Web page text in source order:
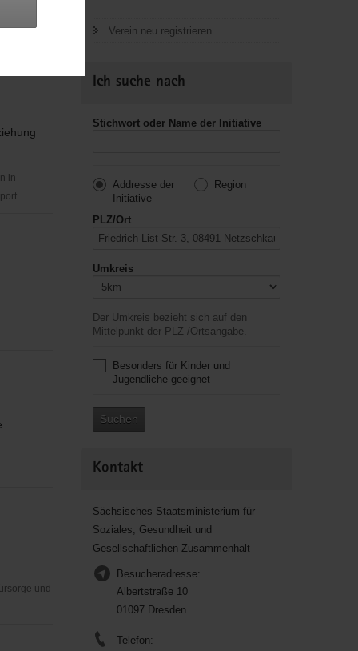
in
und
Verein neu registrieren
Ich suche nach
Stichwort oder Name der Initiative
Addresse der
Initiative
Region
PLZ/Ort
Umkreis
Der Umkreis bezieht sich auf den
Mittelpunkt der PLZ-/Ortsangabe.
Besonders für Kinder und
Jugendliche geeignet
Suchen
Kontakt
Sächsisches Staatsministerium für
Soziales, Gesundheit und
Gesellschaftlichen Zusammenhalt
Besucheradresse:
Albertstraße 10
01097 Dresden
Telefon: